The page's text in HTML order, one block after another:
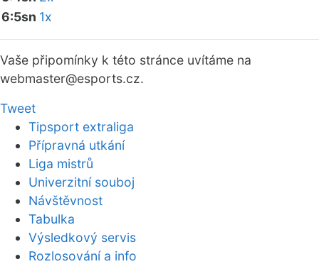
6:5sn 1x
Vaše připomínky k této stránce uvítáme na
webmaster@esports.cz.
Tweet
Tipsport extraliga
Přípravná utkání
Liga mistrů
Univerzitní souboj
Návštěvnost
Tabulka
Výsledkový servis
Rozlosování a info